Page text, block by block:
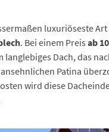
luxuriöseste Art
. Bei einem Preis ab
langlebiges Dach, das
Patina
wird diese